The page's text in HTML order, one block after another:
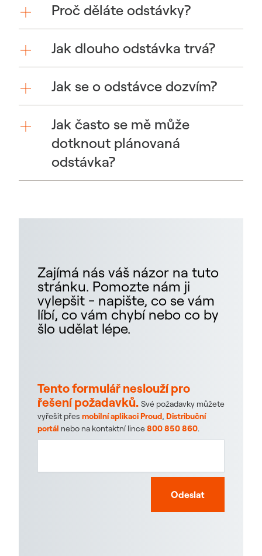
Proč děláte odstávky?
Jak dlouho odstávka trvá?
Jak se o odstávce dozvím?
Jak často se mě může
dotknout plánovaná
odstávka?
Zajímá nás váš názor na tuto
stránku. Pomozte nám ji
vylepšit - napište, co se vám
líbí, co vám chybí nebo co by
šlo udělat lépe.
Tento formulář neslouží pro
řešení požadavků. Své požadavky můžete
vyřešit přes mobilní aplikaci Proud, Distribuční
portál nebo na kontaktní lince800 850 860.
Odeslat